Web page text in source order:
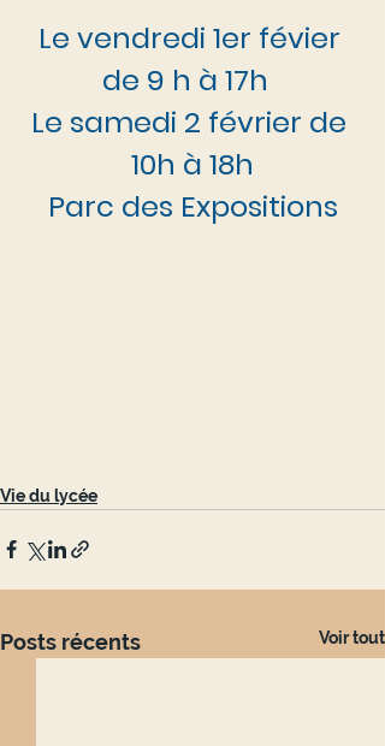
Le vendredi 1er févier
de 9 h à 17h
Le samedi 2 février de
10h à 18h
Parc des Expositions
Vie du lycée
Posts récents Voir tout